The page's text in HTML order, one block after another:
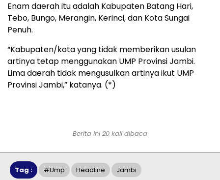
Enam daerah itu adalah Kabupaten Batang Hari,
Tebo, Bungo, Merangin, Kerinci, dan Kota Sungai
Penuh.
“Kabupaten/kota yang tidak memberikan usulan
artinya tetap menggunakan UMP Provinsi Jambi.
Lima daerah tidak mengusulkan artinya ikut UMP
Provinsi Jambi,” katanya. (*)
Berita ini 20 kali dibaca
Tag : #ump Headline Jambi